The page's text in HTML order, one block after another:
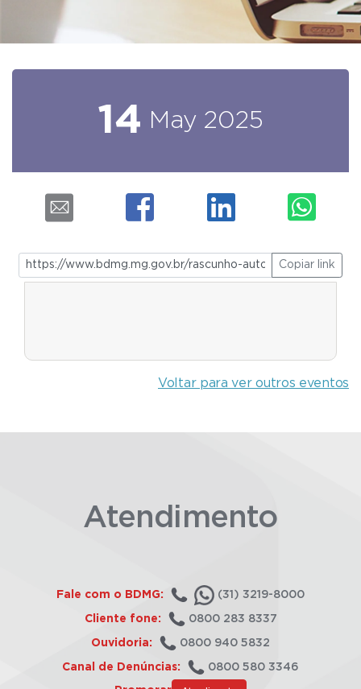
14 May 2025
Copiar link
Voltar para ver outros eventos
Atendimento
Fale com o BDMG: (31) 3219-8000
Cliente fone: 0800 283 8337
Ouvidoria: 0800 940 5832
Canal de Denúncias: 0800 580 3346